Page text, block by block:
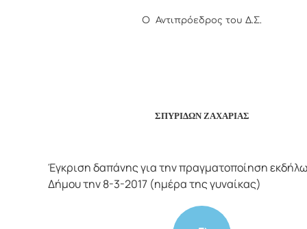
Ο Αντιπρόεδρος του Δ.Σ.
ΣΠΥΡΙΔΩΝ ΖΑΧΑΡΙΑΣ
Έγκριση δαπάνης για την πραγματοποίηση
Δήμου την 8-3-2017 (ημέρα της γυναίκας)